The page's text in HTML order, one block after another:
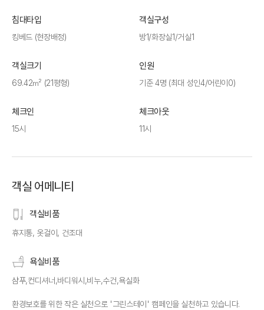
침대타입
킹베드 (현장배정)
객실구성
방1/화장실1/거실1
객실크기
69.42㎡ (21평형)
인원
기준 4명 (최대 성인4/어린이0)
체크인
15시
체크아웃
11시
객실 어메니티
객실비품
휴지통, 옷걸이, 건조대
욕실비품
샴푸,컨디셔너,바디워시,비누,수건,욕실화
환경보호를 위한 작은 실천으로 '그린스테이' 캠페인을 실천하고 있습니다.